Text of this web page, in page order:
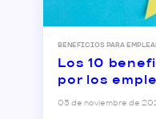
BENEFICIOS PARA
Los 10
por los
03 de noviembre de